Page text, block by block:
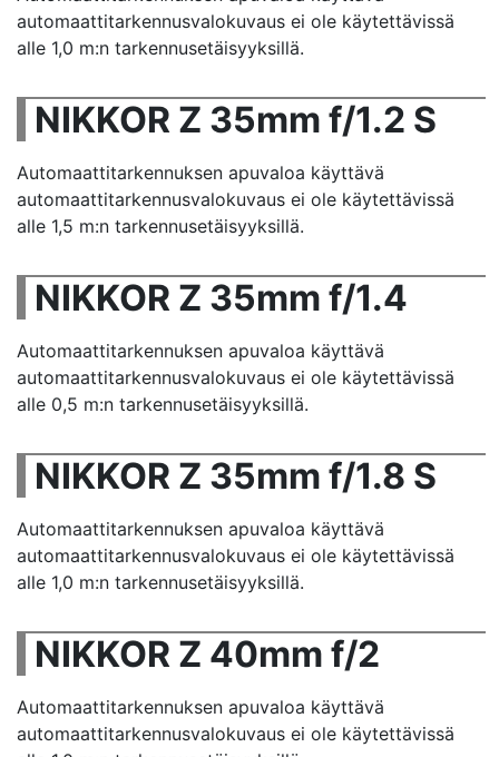
automaattitarkennusvalokuvaus ei ole käytettävissä
alle 1,0 m:n tarkennusetäisyyksillä.
NIKKOR Z 35mm f/1.2 S
Automaattitarkennuksen apuvaloa käyttävä
automaattitarkennusvalokuvaus ei ole käytettävissä
alle 1,5 m:n tarkennusetäisyyksillä.
NIKKOR Z 35mm f/1.4
Automaattitarkennuksen apuvaloa käyttävä
automaattitarkennusvalokuvaus ei ole käytettävissä
alle 0,5 m:n tarkennusetäisyyksillä.
NIKKOR Z 35mm f/1.8 S
Automaattitarkennuksen apuvaloa käyttävä
automaattitarkennusvalokuvaus ei ole käytettävissä
alle 1,0 m:n tarkennusetäisyyksillä.
NIKKOR Z 40mm f/2
Automaattitarkennuksen apuvaloa käyttävä
automaattitarkennusvalokuvaus ei ole käytettävissä